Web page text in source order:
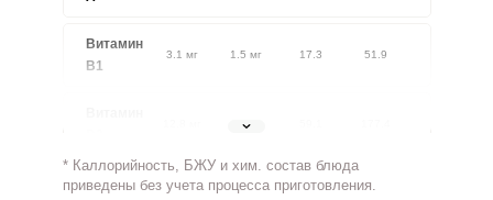
Витамин
В1
3.1 мг 1.5 мг 17.3 51.9
1.8 мг
Витамин
1207.5 мг 500 мг 20.1 60.4
* Каллорийность, БЖУ и хим. состав блюда
приведены без учета процесса приготовления.